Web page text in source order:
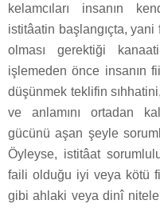
kelamcıları insanın
istitâatin başlangıçta,
olması gerektiği
işlemeden önce insanın
düşünmek teklifin
ve anlamını ortadan
gücünü aşan şeyle
Öyleyse, istitâat
faili olduğu iyi veya kötü
gibi ahlaki veya dinî